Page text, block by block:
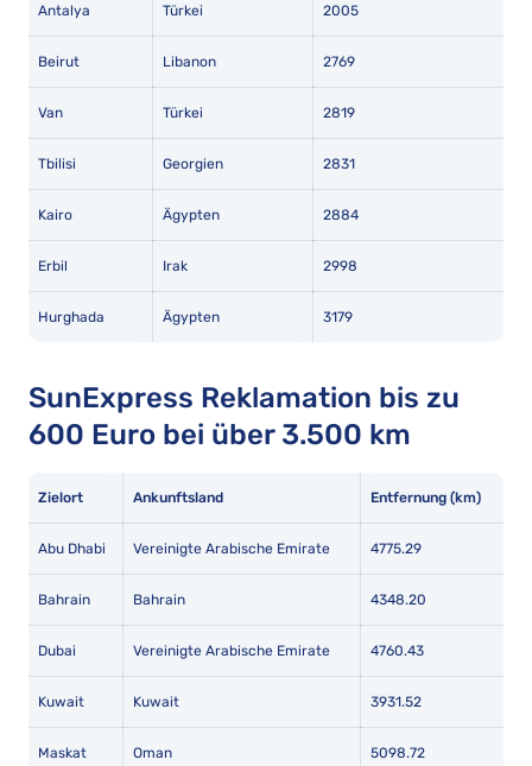
Antalya Türkei 2005
Beirut Libanon 2769
Van Türkei 2819
Tbilisi Georgien 2831
Kairo Ägypten 2884
Erbil Irak 2998
Hurghada Ägypten 3179
SunExpress Reklamation bis zu
600 Euro bei über 3.500 km
Zielort Ankunftsland Entfernung (km)
Abu Dhabi Vereinigte Arabische Emirate 4775.29
Bahrain Bahrain 4348.20
Dubai Vereinigte Arabische Emirate 4760.43
Kuwait Kuwait 3931.52
Maskat Oman 5098.72